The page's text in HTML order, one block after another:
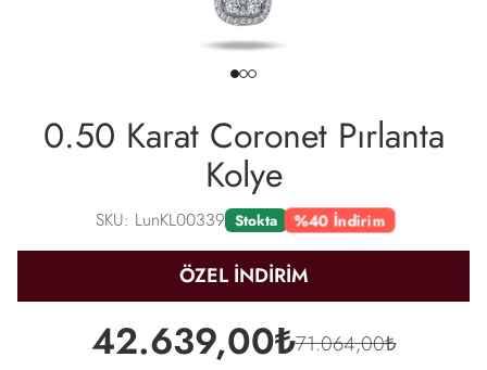
0.50 Karat Coronet Pırlanta
Kolye
SKU: LunKL00339 Stokta %40 İndirim
ÖZEL İNDİRİM
42.639,00₺71.064,00₺